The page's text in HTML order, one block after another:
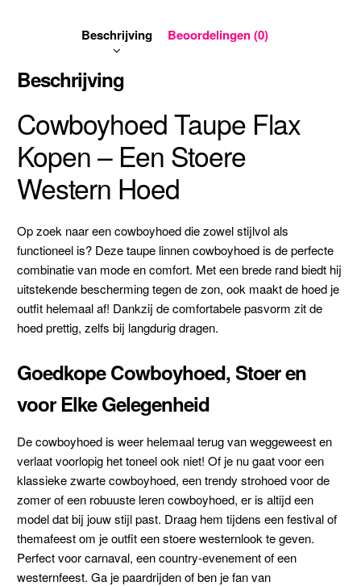
Beschrijving Beoordelingen (0)
Beschrijving
Cowboyhoed Taupe Flax
Kopen – Een Stoere
Western Hoed
Op zoek naar een cowboyhoed die zowel stijlvol als
functioneel is? Deze taupe linnen cowboyhoed is de perfecte
combinatie van mode en comfort. Met een brede rand biedt hij
uitstekende bescherming tegen de zon, ook maakt de hoed je
outfit helemaal af! Dankzij de comfortabele pasvorm zit de
hoed prettig, zelfs bij langdurig dragen.
Goedkope Cowboyhoed, Stoer en
voor Elke Gelegenheid
De cowboyhoed is weer helemaal terug van weggeweest en
verlaat voorlopig het toneel ook niet! Of je nu gaat voor een
klassieke zwarte cowboyhoed, een trendy strohoed voor de
zomer of een robuuste leren cowboyhoed, er is altijd een
model dat bij jouw stijl past. Draag hem tijdens een festival of
themafeest om je outfit een stoere westernlook te geven.
Perfect voor carnaval, een country-evenement of een
westernfeest. Ga je paardrijden of ben je fan van